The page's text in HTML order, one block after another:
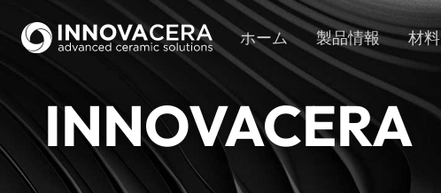
ホーム 製品情報 材料
INNOVACERA